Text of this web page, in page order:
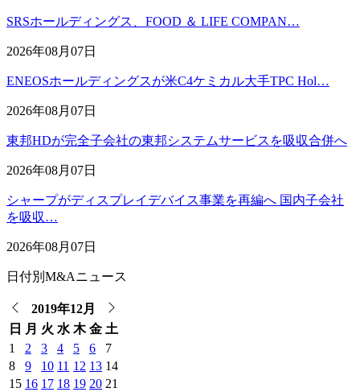
SRSホールディングス、FOOD ＆ LIFE COMPAN…
2026年08月07日
ENEOSホールディングスが米C4ケミカル大手TPC Hol…
2026年08月07日
東邦HDが完全子会社の東邦システムサービスを吸収合併へ
2026年08月07日
シャープがディスプレイデバイス事業を再編へ 国内子会社
を吸収…
2026年08月07日
日付別M&Aニュース
2019年12月
日 月 火 水 木 金 土
1
2 3 4 5 6
7
8
9 10 11 12 13 14
15 16 17 18 19 20 21